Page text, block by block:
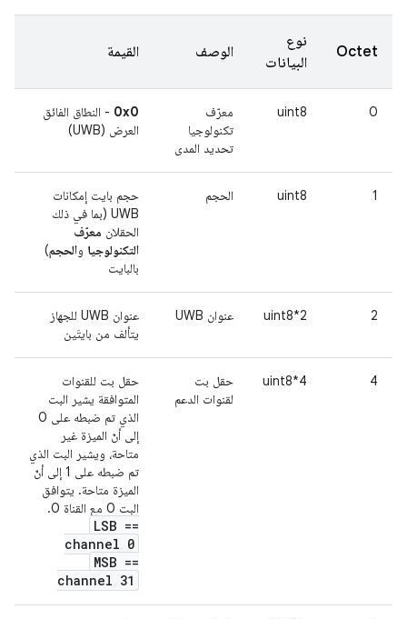
Octet
نوع
البيانات
الوصف القيمة
0
uint8
معرّف
تكنولوجيا
تحديد المدى
0x0 - النطاق الفائق
العرض (UWB)
1
uint8 الحجم
حجم بايت إمكانات
UWB (بما في ذلك
الحقلان معرّف
التكنولوجيا والحجم)
بالبايت
2
uint8*2 عنوان UWB
عنوان UWB للجهاز
يتألف من بايتَين
4
uint8*4
حقل بت
لقنوات الدعم
حقل بت للقنوات
المتوافقة يشير البت
الذي تم ضبطه على 0
إلى أنّ الميزة غير
متاحة، ويشير البت الذي
تم ضبطه على 1 إلى أنّ
الميزة متاحة. يتوافق
البت 0 مع القناة 0.
LSB ==
channel 0
MSB ==
channel 31